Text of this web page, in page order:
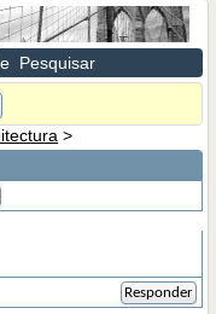
Pesquisar
>
Responder